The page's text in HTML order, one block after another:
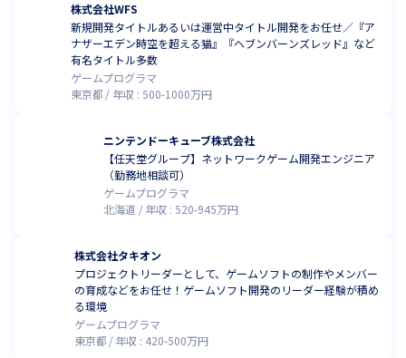
株式会社WFS
新規開発タイトルあるいは運営中タイトル開発をお任せ／『ア
ナザーエデン時空を超える猫』『ヘブンバーンズレッド』など
有名タイトル多数
ゲームプログラマ
東京都
年収 : 500-1000万円
ニンテンドーキューブ株式会社
【任天堂グループ】ネットワークゲーム開発エンジニア
（勤務地相談可）
ゲームプログラマ
北海道
年収 :520-945万円
株式会社タキオン
プロジェクトリーダーとして、ゲームソフトの制作やメンバー
の育成などをお任せ！ゲームソフト開発のリーダー経験が積め
る環境
ゲームプログラマ
東京都
年収 : 420-500万円